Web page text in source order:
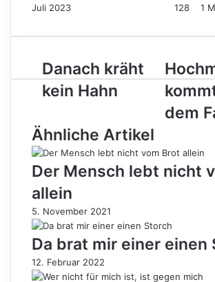
Juli 2023
128 1
Danach
kräht
kein
Danach kräht
kein Hahn
Hochmut
kommt
vor
dem
Fall
dem
Ähnliche Artikel
Der Mensch lebt nicht
allein
5. November 2021
Da brat mir einer einen
12. Februar 2022